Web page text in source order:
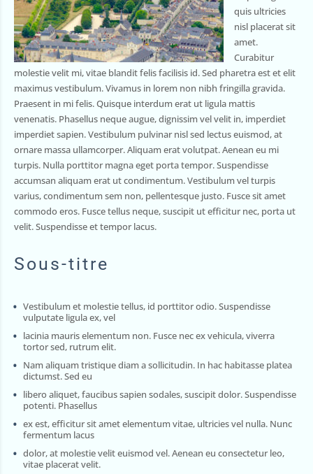
quis ultricies
nisl placerat sit
amet.
Curabitur
molestie velit mi, vitae blandit felis facilisis id. Sed pharetra est et elit
maximus vestibulum. Vivamus in lorem non nibh fringilla gravida.
Praesent in mi felis. Quisque interdum erat ut ligula mattis
venenatis. Phasellus neque augue, dignissim vel velit in, imperdiet
imperdiet sapien. Vestibulum pulvinar nisl sed lectus euismod, at
ornare massa ullamcorper. Aliquam erat volutpat. Aenean eu mi
turpis. Nulla porttitor magna eget porta tempor. Suspendisse
accumsan aliquam erat ut condimentum. Vestibulum vel turpis
varius, condimentum sem non, pellentesque justo. Fusce sit amet
commodo eros. Fusce tellus neque, suscipit ut efficitur nec, porta ut
velit. Suspendisse et tempor lacus.
Sous-titre
Vestibulum et molestie tellus, id porttitor odio. Suspendisse
vulputate ligula ex, vel
lacinia mauris elementum non. Fusce nec ex vehicula, viverra
tortor sed, rutrum elit.
Nam aliquam tristique diam a sollicitudin. In hac habitasse platea
dictumst. Sed eu
libero aliquet, faucibus sapien sodales, suscipit dolor. Suspendisse
potenti. Phasellus
ex est, efficitur sit amet elementum vitae, ultricies vel nulla. Nunc
fermentum lacus
dolor, at molestie velit euismod vel. Aenean eu consectetur leo,
vitae placerat velit.